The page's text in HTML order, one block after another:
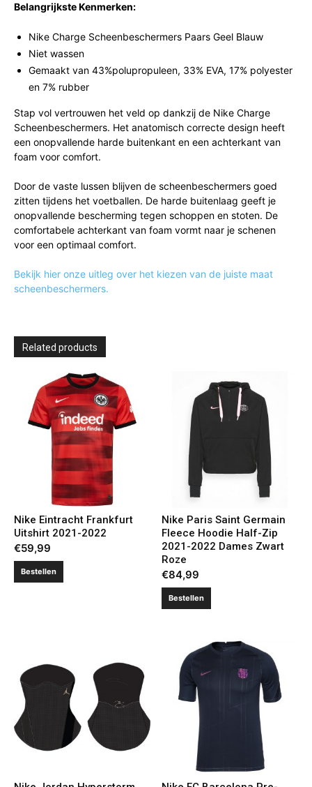
Belangrijkste Kenmerken:
Nike Charge Scheenbeschermers Paars Geel Blauw
Niet wassen
Gemaakt van 43%polupropuleen, 33% EVA, 17% polyester
en 7% rubber
Stap vol vertrouwen het veld op dankzij de Nike Charge
Scheenbeschermers. Het anatomisch correcte design heeft
een onopvallende harde buitenkant en een achterkant van
foam voor comfort.
Door de vaste lussen blijven de scheenbeschermers goed
zitten tijdens het voetballen. De harde buitenlaag geeft je
onopvallende bescherming tegen schoppen en stoten. De
comfortabele achterkant van foam vormt naar je schenen
voor een optimaal comfort.
Bekijk hier onze uitleg over het kiezen van de juiste maat
scheenbeschermers.
Related products
Nike Eintracht Frankfurt
Uitshirt 2021-2022
€59,99
Bestellen
Nike Paris Saint Germain
Fleece Hoodie Half-Zip
2021-2022 Dames Zwart
Roze
€84,99
Bestellen